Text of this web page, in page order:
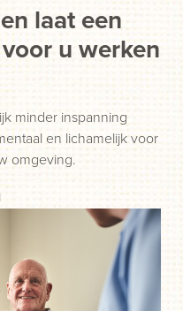
laat een
u werken
minder inspanning
en lichamelijk voor
omgeving.